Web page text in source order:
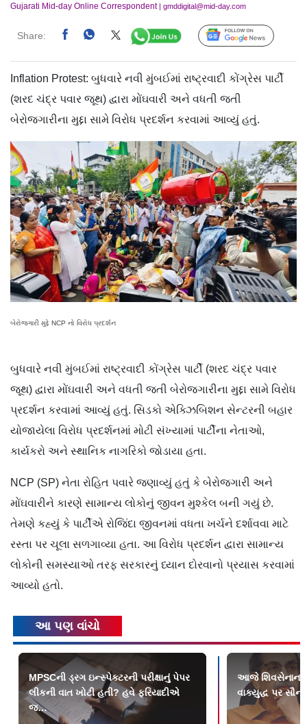
Gujarati Mid-day Online Correspondent| gmddigital@mid-day.com
Share: Follow Us
Inflation Protest: બુધવારે નવી મુંબઈમાં રાષ્ટ્રવાદી કોંગ્રેસ પાર્ટી
(શરદ ચંદ્ર પવાર જૂથ) દ્વારા મોંઘવારી અને વધતી જતી
બેરોજગારીના મુદ્દા સામે વિરોધ પ્રદર્શન કરવામાં આવ્યું હતું.
બેરોજગારી મુદ્દે NCP નો વિરોધ પ્રદર્શન
બુધવારે નવી મુંબઈમાં રાષ્ટ્રવાદી કોંગ્રેસ પાર્ટી (શરદ ચંદ્ર પવાર
જૂથ) દ્વારા મોંઘવારી અને વધતી જતી બેરોજગારીના મુદ્દા સામે વિરોધ
પ્રદર્શન કરવામાં આવ્યું હતું. સિડકો એક્ઝિબિશન સેન્ટરની બહાર
યોજાયેલા વિરોધ પ્રદર્શનમાં મોટી સંખ્યામાં પાર્ટીના નેતાઓ,
કાર્યકરો અને સ્થાનિક નાગરિકો જોડાયા હતા.
NCP (SP) નેતા રોહિત પવારે જણાવ્યું હતું કે બેરોજગારી અને
મોંઘવારીને કારણે સામાન્ય લોકોનું જીવન મુશ્કેલ બની ગયું છે.
તેમણે કહ્યું કે પાર્ટીએ રોજિંદા જીવનમાં વધતા ખર્ચને દર્શાવવા માટે
રસ્તા પર ચૂલા સળગાવ્યા હતા. આ વિરોધ પ્રદર્શન દ્વારા સામાન્ય
લોકોની સમસ્યાઓ તરફ સરકારનું ધ્યાન દોરવાનો પ્રયાસ કરવામાં
આવ્યો હતો.
આ પણ વાંચો
MPSCની ડ્રગ ઇન્સ્પેક્ટરની પરીક્ષાનું પેપર
લીકની વાત ખોટી હતી? હવે ફરિયાદીએ
જ…
આજે શિવસેનાના
વાક્‍યુદ્ધ પર